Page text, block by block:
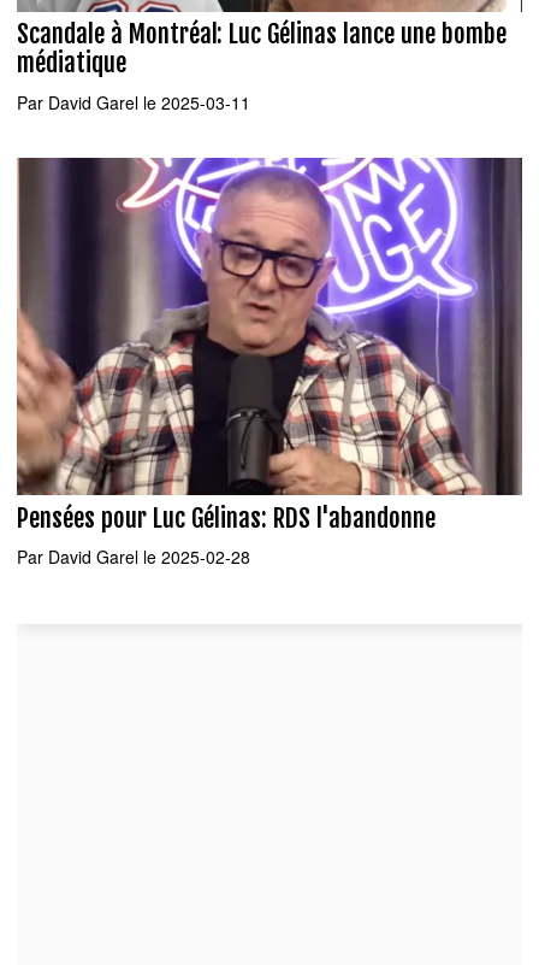
Scandale à Montréal: Luc Gélinas lance une bombe
médiatique
Par David Garel le 2025-03-11
Pensées pour Luc Gélinas: RDS l'abandonne
Par David Garel le 2025-02-28